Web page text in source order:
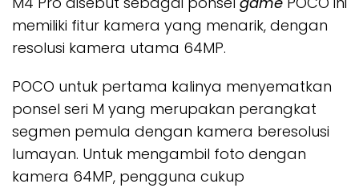
memiliki fitur kamera yang menarik, dengan
resolusi kamera utama 64MP.
POCO untuk pertama kalinya menyematkan
ponsel seri M yang merupakan perangkat
segmen pemula dengan kamera beresolusi
lumayan. Untuk mengambil foto dengan
kamera 64MP, pengguna cukup